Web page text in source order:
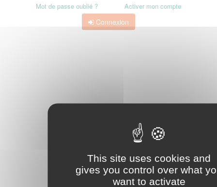
This site uses cookies and
gives you control over what
want to activate
Mot de passe oublié ? Activer mon compte
Connexion